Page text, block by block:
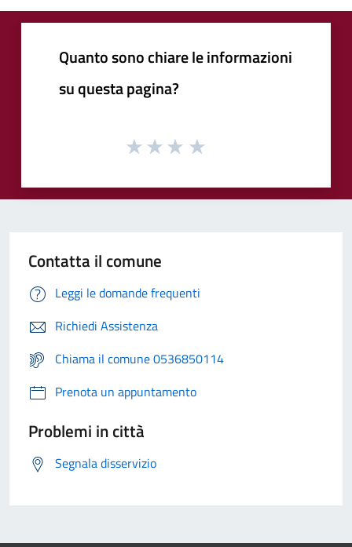
Quanto sono chiare le informazioni
su questa pagina?
Contatta il comune
Leggi le domande frequenti
Richiedi Assistenza
Chiama il comune 0536850114
Prenota un appuntamento
Problemi in città
Segnala disservizio